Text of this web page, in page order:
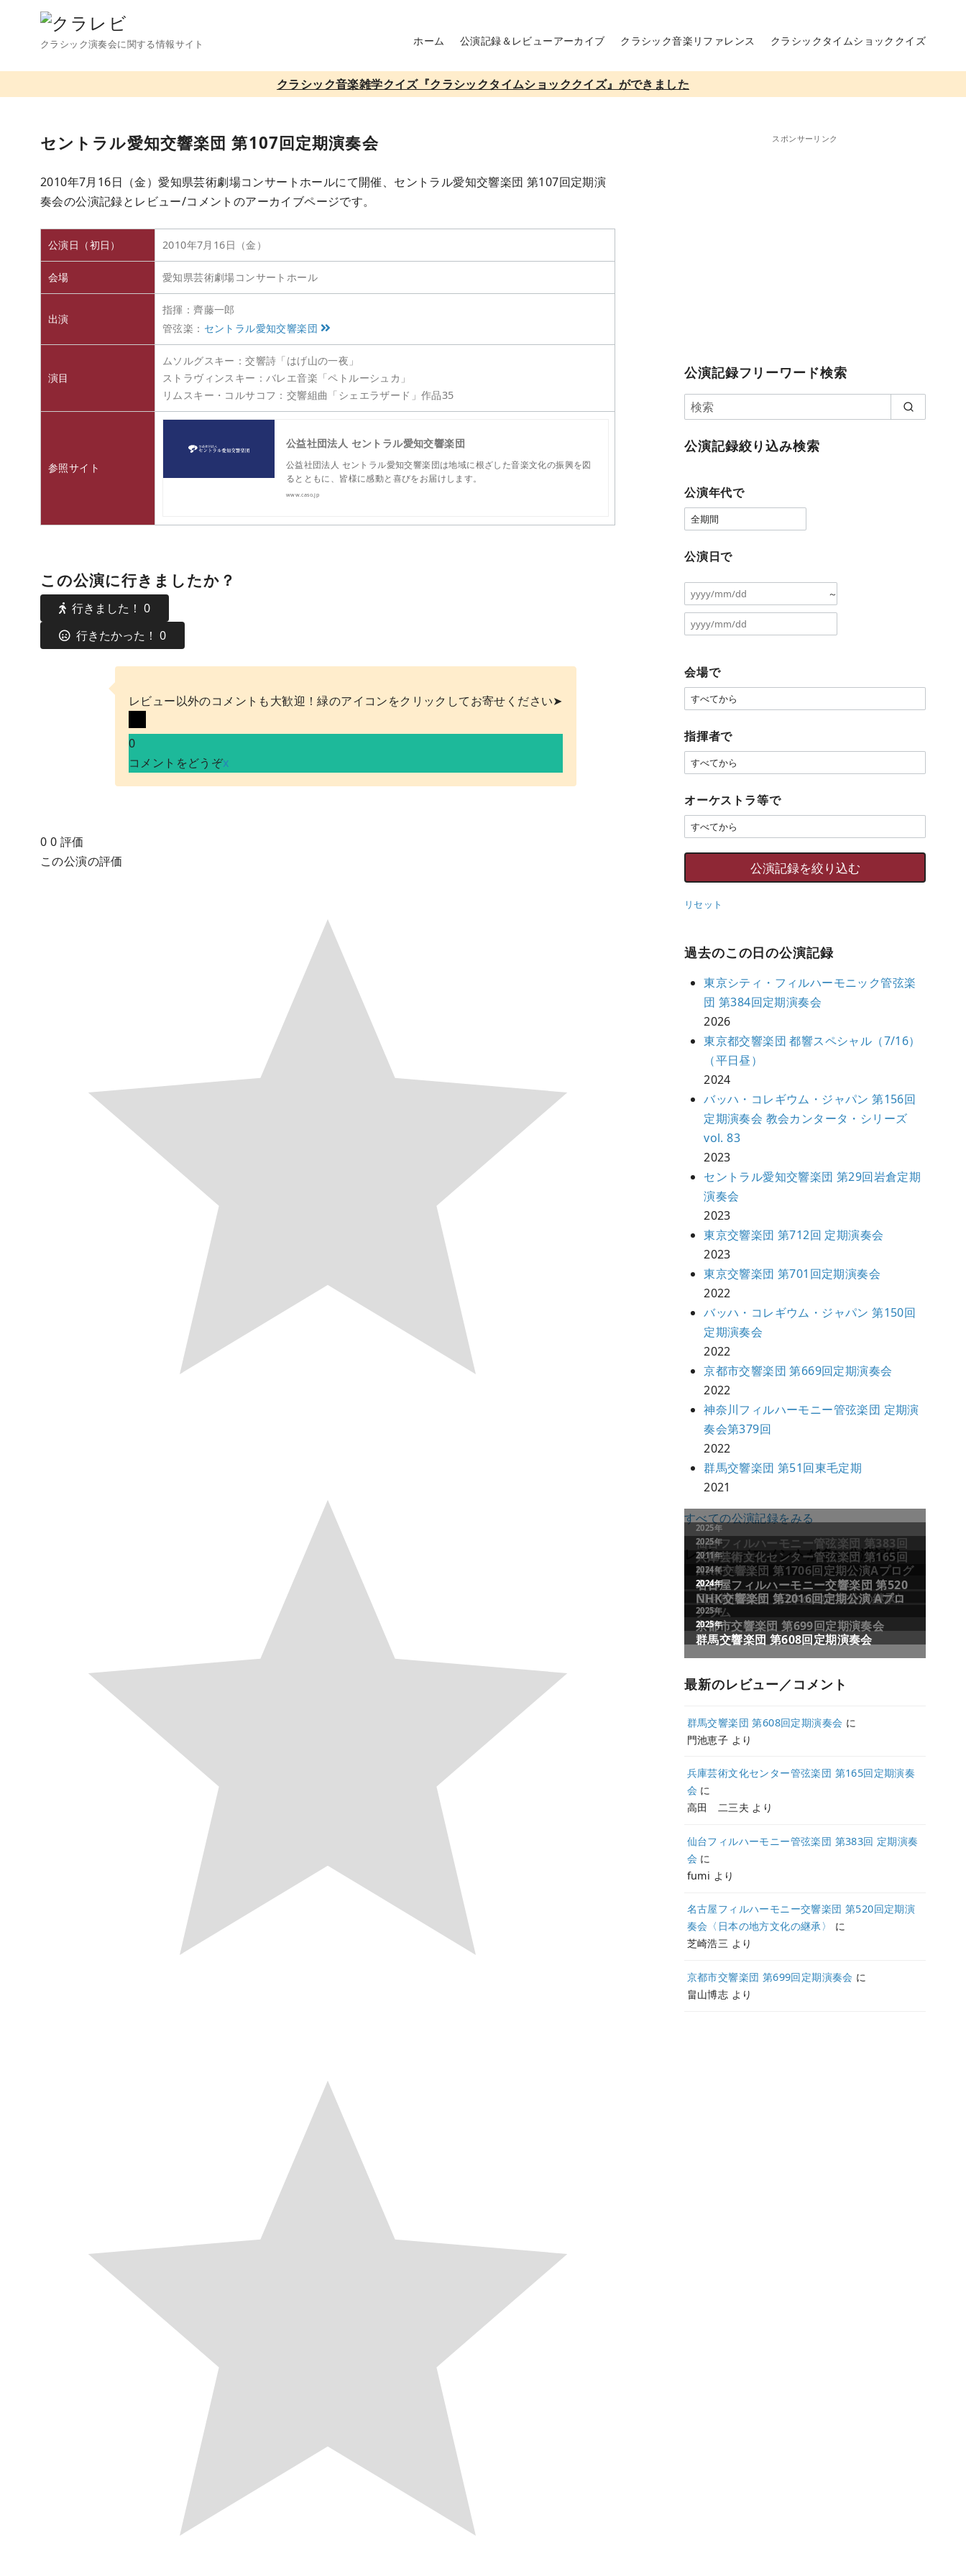
クラシック演奏会に関する情報サイト ホーム 公演記録＆レビューアーカイブ クラシック音楽リファレンス クラシックタイムショッククイズ
クラシック音楽雑学クイズ『クラシックタイムショッククイズ』ができました
セントラル愛知交響楽団 第107回定期演奏会
2010年7月16日（金）愛知県芸術劇場コンサートホールにて開催、セントラル愛知交響楽団 第107回定期演
奏会の公演記録とレビュー/コメントのアーカイブページです。
公演日（初日） 2010年7月16日（金）
会場 愛知県芸術劇場コンサートホール
出演
指揮：齊藤一郎
管弦楽： セントラル愛知交響楽団
演目
ムソルグスキー：交響詩「はげ山の一夜」
ストラヴィンスキー：バレエ音楽「ペトルーシュカ」
リムスキー・コルサコフ：交響組曲「シェエラザード」作品35
参照サイト
公益社団法人 セントラル愛知交響楽団
公益社団法人 セントラル愛知交響楽団は地域に根ざした音楽文化の振興を図
るとともに、皆様に感動と喜びをお届けします。
www.caso.jp
この公演に行きましたか？
行きました！ 0
行きたかった！ 0
レビュー以外のコメントも大歓迎！緑のアイコンをクリックしてお寄せください➤
0
コメントをどうぞx
0 0 評価
この公演の評価
スポンサーリンク
公演記録フリーワード検索
公演記録絞り込み検索
公演年代で
公演日で
～
会場で
指揮者で
オーケストラ等で
リセット
過去のこの日の公演記録
東京シティ・フィルハーモニック管弦楽
団 第384回定期演奏会
2026
東京都交響楽団 都響スペシャル（7/16）
（平日昼）
2024
バッハ・コレギウム・ジャパン 第156回
定期演奏会 教会カンタータ・シリーズ
vol. 83
2023
セントラル愛知交響楽団 第29回岩倉定期
演奏会
2023
東京交響楽団 第712回 定期演奏会
2023
東京交響楽団 第701回定期演奏会
2022
バッハ・コレギウム・ジャパン 第150回
定期演奏会
2022
京都市交響楽団 第669回定期演奏会
2022
神奈川フィルハーモニー管弦楽団 定期演
奏会第379回
2022
群馬交響楽団 第51回東毛定期
2021
すべての公演記録をみる
レビュー／コメントが多い公演記録
2025年
仙台フィルハーモニー管弦楽団 第383回
定期演奏会
2025年
兵庫芸術文化センター管弦楽団 第165回
定期演奏会
2011年
NHK交響楽団 第1706回定期公演Aプログ
ラム
2024年
名古屋フィルハーモニー交響楽団 第520
回定期演奏会〈日本の地方文化の継承〉
2024年
NHK交響楽団 第2016回定期公演 Aプロ
グラム
2025年
京都市交響楽団 第699回定期演奏会
2025年
群馬交響楽団 第608回定期演奏会
最新のレビュー／コメント
群馬交響楽団 第608回定期演奏会 に
門池恵子 より
兵庫芸術文化センター管弦楽団 第165回定期演奏
会 に
高田 二三夫 より
仙台フィルハーモニー管弦楽団 第383回 定期演奏
会 に
fumi より
名古屋フィルハーモニー交響楽団 第520回定期演
奏会〈日本の地方文化の継承〉
に
芝崎浩三 より
京都市交響楽団 第699回定期演奏会 に
畠山博志 より